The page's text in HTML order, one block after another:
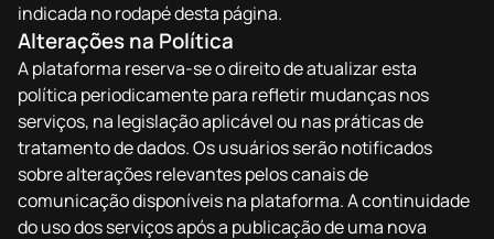
indicada no rodapé desta página.
Alterações na Política
A plataforma reserva-se o direito de atualizar esta
política periodicamente para refletir mudanças nos
serviços, na legislação aplicável ou nas práticas de
tratamento de dados. Os usuários serão notificados
sobre alterações relevantes pelos canais de
comunicação disponíveis na plataforma. A continuidade
do uso dos serviços após a publicação de uma nova